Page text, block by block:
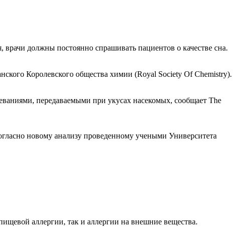
должны постоянно спрашивать пациентов о качестве сна.
Королевского общества химии (Royal Society Of Chemistry).
передаваемыми при укусах насекомых, сообщает The
новому анализу проведенному учеными Университета
аллергии, так и аллергии на внешние вещества.